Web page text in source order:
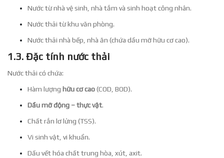
Nước từ nhà vệ sinh, nhà tắm và sinh hoạt công nhân.
Nước thải từ khu văn phòng.
Nước thải nhà bếp, nhà ăn (chứa dầu mỡ hữu cơ cao).
1.3. Đặc tính nước thải
Nước thải có chứa:
Hàm lượng hữu cơ cao(COD, BOD).
Dầu mỡ động – thực vật.
Chất rắn lơ lửng (TSS).
Vi sinh vật, vi khuẩn.
Dấu vết hóa chất trung hòa, xút, axit.